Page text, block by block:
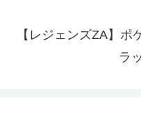
【レジェンズZA】
ラ